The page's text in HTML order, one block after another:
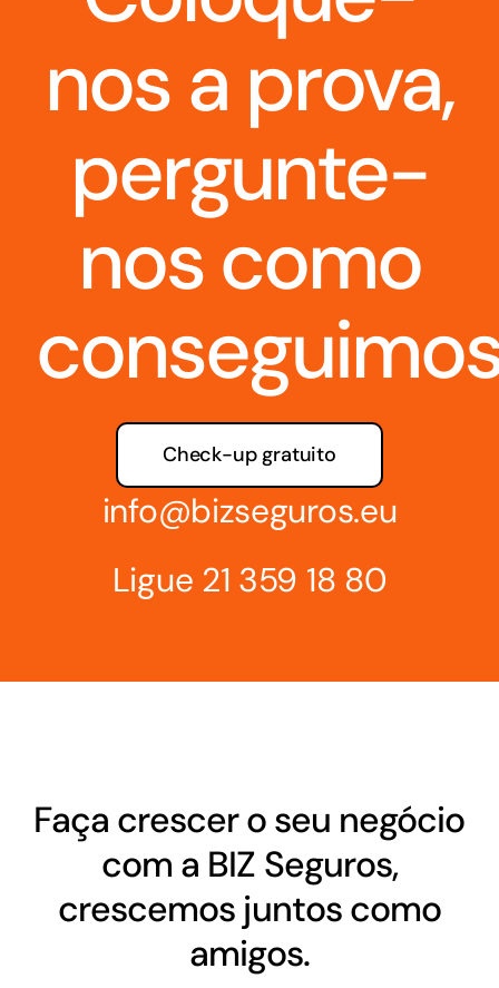
nos a prova,
pergunte-
nos como
Check-up gratuito
info@bizseguros.eu
Ligue 21 359 18 80
Faça crescer o seu negócio
com a BIZ Seguros,
crescemos juntos como
amigos.